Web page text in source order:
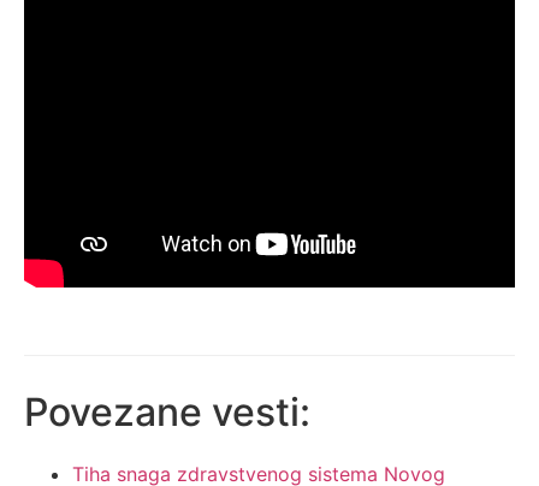
Povezane vesti:
Tiha snaga zdravstvenog sistema Novog